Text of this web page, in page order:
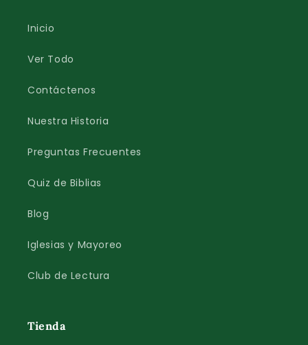
Inicio
Ver Todo
Contáctenos
Nuestra Historia
Preguntas Frecuentes
Quiz de Biblias
Blog
Iglesias y Mayoreo
Club de Lectura
Tienda